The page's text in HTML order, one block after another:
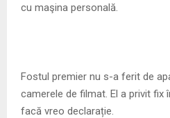
cu maşina personală.
Fostul premier nu s-a ferit de
camerele de filmat. El a privit fix
facă vreo declarație.